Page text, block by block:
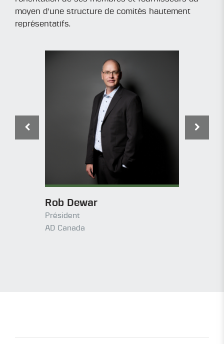
moyen d'une structure de comités hautement
représentatifs.
Rob Dewar
Président
AD Canada

